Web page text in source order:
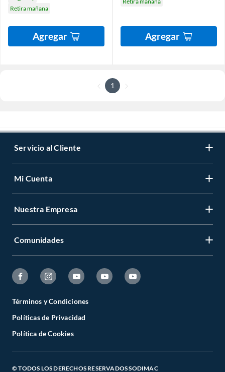
Retira mañana
Agregar Agregar
1
Servicio al Cliente
Mi Cuenta
Nuestra Empresa
Comunidades
Términos y Condiciones
Políticas de Privacidad
Política de Cookies
© TODOS LOS DERECHOS RESERVADOS SODIMAC